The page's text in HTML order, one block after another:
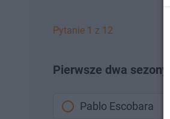
Pytanie 1 z 12
Pierwsze dwa
Pablo Escobara